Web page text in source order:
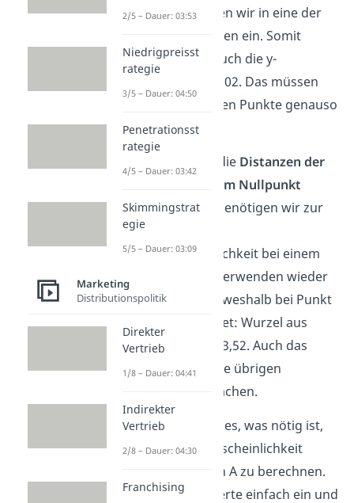
2,89. Diesen setzen wir in eine der
beiden Gleichungen ein. Somit
bekommen wir auch die y-
Koordinate von 2,02. Das müssen
wir für alle anderen Punkte genauso
machen.
Nun können wir die Distanzen der
Schnittpunkte zum Nullpunkt
ermitteln. Diese benötigen wir zur
Berechnung der
Kaufwahrscheinlichkeit bei einem
Idealvektor. Wir verwenden wieder
die Euklidmetrik, weshalb bei Punkt
A die Distanz lautet: Wurzel aus
2,89² plus 2,02² = 3,52. Auch das
müssen wir für die übrigen
Schnittpunkte machen.
Jetzt haben wir alles, was nötig ist,
um die Kaufwahrscheinlichkeit
deiner Lebkuchen A zu berechnen.
Wir setzen die Werte einfach ein und
2/5 – Dauer: 03:53
Niedrigpreisst
rategie
3/5 – Dauer: 04:50
Penetrationsst
rategie
4/5 – Dauer: 03:42
Skimmingstrat
egie
5/5 – Dauer: 03:09
Marketing
Distributionspolitik
Direkter
Vertrieb
1/8 – Dauer: 04:41
Indirekter
Vertrieb
2/8 – Dauer: 04:30
Franchising